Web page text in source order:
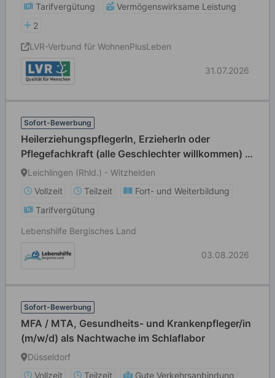
Tarifvergütung
Vermögenswirksame Leistung
2
LVR-Verbund für WohnenPlusLeben
31.07.2026
Sofort-Bewerbung
HeilerziehungspflegerIn, ErzieherIn oder
Pflegefachkraft (alle Geschlechter willkommen) in
Voll- oder Teilzeit
Leichlingen (Rhld.) - Witzhelden
Vollzeit
Teilzeit
Fort- und Weiterbildung
Tarifvergütung
Lebenshilfe Bergisches Land
03.08.2026
Sofort-Bewerbung
MFA / MTA, Gesundheits- und Krankenpfleger/in
(m/w/d) als Nachtwache im Schlaflabor
Düsseldorf
Vollzeit
Teilzeit Gute Verkehrsanbindung